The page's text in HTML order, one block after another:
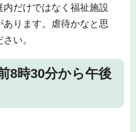
だけではなく福祉施設
ります。虐待かなと思
い。
8時30分から午後